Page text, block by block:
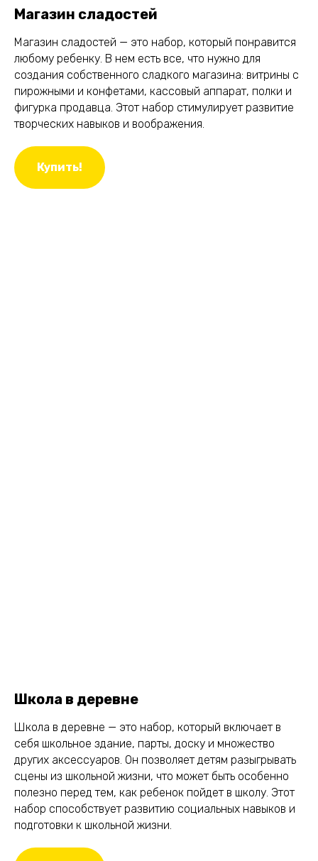
Магазин сладостей
Магазин сладостей — это набор, который понравится
любому ребенку. В нем есть все, что нужно для
создания собственного сладкого магазина: витрины с
пирожными и конфетами, кассовый аппарат, полки и
фигурка продавца. Этот набор стимулирует развитие
творческих навыков и воображения.
Купить!
Школа в деревне
Школа в деревне — это набор, который включает в
себя школьное здание, парты, доску и множество
других аксессуаров. Он позволяет детям разыгрывать
сцены из школьной жизни, что может быть особенно
полезно перед тем, как ребенок пойдет в школу. Этот
набор способствует развитию социальных навыков и
подготовки к школьной жизни.